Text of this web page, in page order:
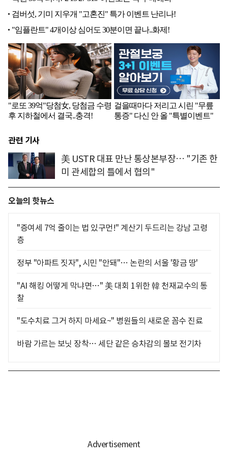
관련 기사
美 USTR 대표 만난 통상본부장… "기존 한
미 관세합의 틀에서 협의"
오늘의 핫뉴스
"증여세 7억 줄이는 법 있구먼!" 계산기 두드리는 강남 고령
층
정부 "아파트 짓자", 시민 "안돼"… 논란의 서울 '황금 땅'
"AI 해킹 어떻게 막냐면…" 美 대회 1위한 韓 천재교수의 통
찰
"도수치료 그거 하지 마세요~" 병원들의 새로운 꼼수 진료
바람 가르는 보닛 장착… 세단 같은 승차감의 볼보 전기차